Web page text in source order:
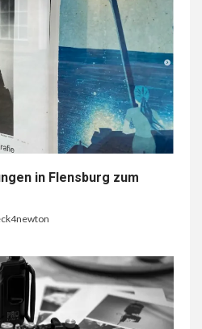
in Flensburg zum